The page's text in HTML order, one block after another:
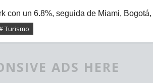
con un 6.8%, seguida de Miami,
Turismo
ADS HERE